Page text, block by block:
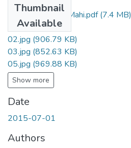
Thumbnail
Available
Ms.Arc.Ghomari+Mahi.pdf(7.4 MB)
01.jpg(1.69 MB)
02.jpg (906.79 KB)
03.jpg (852.63 KB)
05.jpg (969.88 KB)
Show more
Date
2015-07-01
Authors